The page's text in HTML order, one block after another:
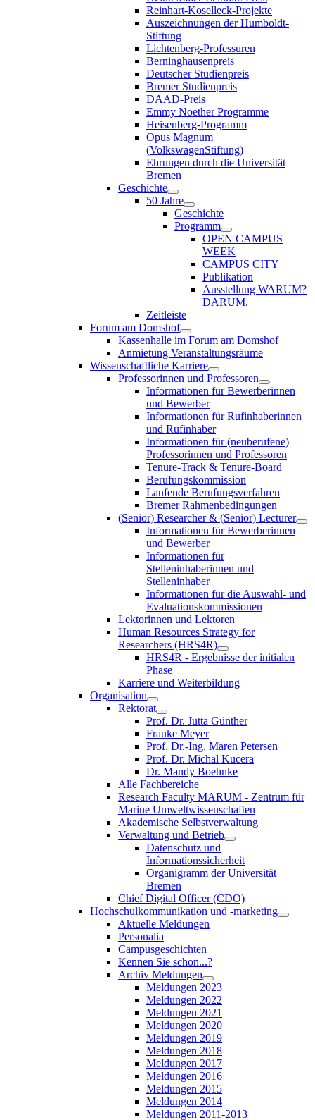
Reinhart-Koselleck-Projekte
Auszeichnungen der Humboldt-
Stiftung
Lichtenberg-Professuren
Berninghausenpreis
Deutscher Studienpreis
Bremer Studienpreis
DAAD-Preis
Emmy Noether Programme
Heisenberg-Programm
Opus Magnum
(VolkswagenStiftung)
Ehrungen durch die Universität
Bremen
Geschichte
50 Jahre
Geschichte
Programm
OPEN CAMPUS
WEEK
CAMPUS CITY
Publikation
Ausstellung WARUM?
DARUM.
Zeitleiste
Forum am Domshof
Kassenhalle im Forum am Domshof
Anmietung Veranstaltungsräume
Wissenschaftliche Karriere
Professorinnen und Professoren
Informationen für Bewerberinnen
und Bewerber
Informationen für Rufinhaberinnen
und Rufinhaber
Informationen für (neuberufene)
Professorinnen und Professoren
Tenure-Track & Tenure-Board
Berufungskommission
Laufende Berufungsverfahren
Bremer Rahmenbedingungen
(Senior) Researcher & (Senior) Lecturer
Informationen für Bewerberinnen
und Bewerber
Informationen für
Stelleninhaberinnen und
Stelleninhaber
Informationen für die Auswahl- und
Evaluationskommissionen
Lektorinnen und Lektoren
Human Resources Strategy for
Researchers (HRS4R)
HRS4R - Ergebnisse der initialen
Phase
Karriere und Weiterbildung
Organisation
Rektorat
Prof. Dr. Jutta Günther
Frauke Meyer
Prof. Dr.-Ing. Maren Petersen
Prof. Dr. Michal Kucera
Dr. Mandy Boehnke
Alle Fachbereiche
Research Faculty MARUM - Zentrum für
Marine Umweltwissenschaften
Akademische Selbstverwaltung
Verwaltung und Betrieb
Datenschutz und
Informationssicherheit
Organigramm der Universität
Bremen
Chief Digital Officer (CDO)
Hochschulkommunikation und -marketing
Aktuelle Meldungen
Personalia
Campusgeschichten
Kennen Sie schon...?
Archiv Meldungen
Meldungen 2023
Meldungen 2022
Meldungen 2021
Meldungen 2020
Meldungen 2019
Meldungen 2018
Meldungen 2017
Meldungen 2016
Meldungen 2015
Meldungen 2014
Meldungen 2011-2013